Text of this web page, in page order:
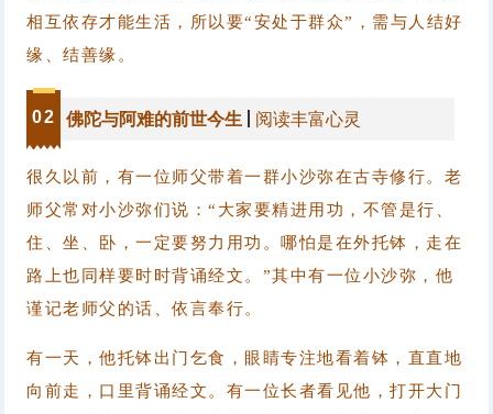
相互依存才能生活，所以要“安处于群众”，需与人结好
缘、结善缘。
02 佛陀与阿难的前世今生 阅读丰富心灵
很久以前，有一位师父带着一群小沙弥在古寺修行。 老
师父常对小沙弥们说：“大家要精进用功，不管是行、
住、坐、卧，一定要努力用功。 哪怕是在外托钵，走在
路上也同样要时时背诵经文。”其中有一位小沙弥，他
谨记老师父的话、依言奉行。
有一天，他托钵出门乞食，眼睛专注地看着钵，直直地
向前走，口里背诵经文。有一位长者看见他，打开大门